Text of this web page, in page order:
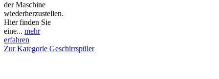
der Maschine
wiederherzustellen.
Hier finden Sie
eine... mehr
erfahren
Zur Kategorie Geschirrspüler